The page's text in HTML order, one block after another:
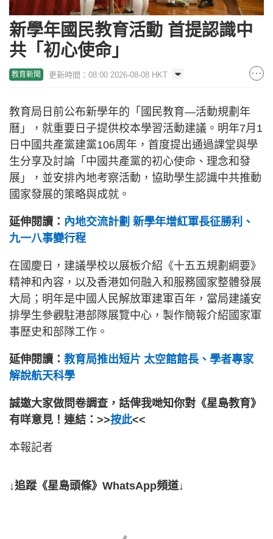
新學年國民教育活動 首提認識中
共「初心使命」
教育新聞 更新時間：08:00 2026-08-08 HKT
教育局日前公布新學年的「國民教育—活動規劃年
曆」，就重要日子提供校本學習活動建議。明年7月1
日中國共產黨建黨106周年，首度提出通過課堂與學
生分享及討論「中國共產黨的初心使命、理念和發
展」，並安排內地考察活動，協助學生認識中共推動
國家發展的策略與成就。
延伸閱讀： 內地交流計劃 新學年增紅軍長征勝利、
九一八事變行程
在國慶日，建議學校以展板介紹《十五五規劃綱要》
精神和內容，以及香港如何融入和服務國家整體發展
大局；明年是中國人民解放軍建軍百年，當局建議安
排學生參觀駐港部隊展覽中心，製作簡報介紹國家軍
事歷史和部隊工作。
延伸閱讀： 教育局推出短片 太空館館長、學者專家
解說航天科學
誠邀大家做問卷調查，話俾我哋知你對《星島教育》
有咩意見！連結：>>按此<<
本報記者
↓追蹤《星島頭條》WhatsApp頻道↓